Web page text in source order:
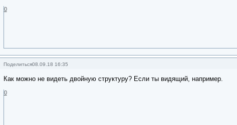
0
Поделиться08.09.18 16:35
Как можно не видеть двойную структуру? Если ты видящий, например.
0